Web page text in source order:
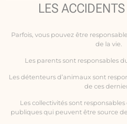
LES
Parfois, vous pouvez être
de la vie
Les parents sont responsables
Les détenteurs d’animaux sont
de ces
Les collectivités sont
publiques qui peuvent être source